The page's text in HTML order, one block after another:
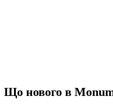
Що нового в